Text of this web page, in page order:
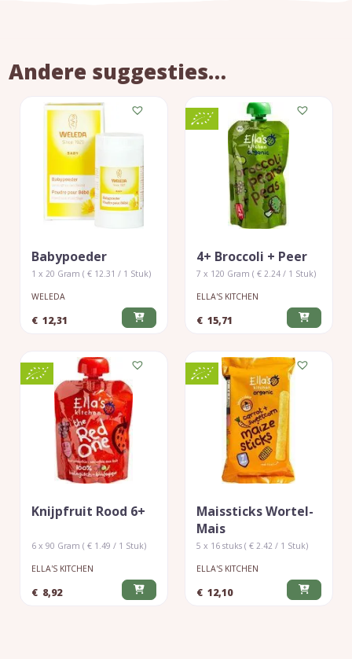
Andere suggesties…
Babypoeder
1 x 20 Gram ( € 12.31 / 1 Stuk)
WELEDA
€ 12,31
4+ Broccoli + Peer
7 x 120 Gram ( € 2.24 / 1 Stuk)
ELLA'S KITCHEN
€ 15,71
Knijpfruit Rood 6+
6 x 90 Gram ( € 1.49 / 1 Stuk)
ELLA'S KITCHEN
€ 8,92
Maissticks Wortel-
Mais
5 x 16 stuks ( € 2.42 / 1 Stuk)
ELLA'S KITCHEN
€ 12,10